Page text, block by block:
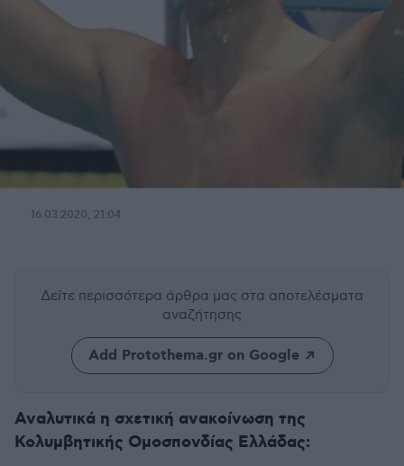
16.03.2020, 21:04
Δείτε περισσότερα άρθρα μας στα αποτελέσματα
αναζήτησης
Add Protothema.gr on Google
Αναλυτικά η σχετική ανακοίνωση της
Κολυμβητικής Ομοσπονδίας Ελλάδας: